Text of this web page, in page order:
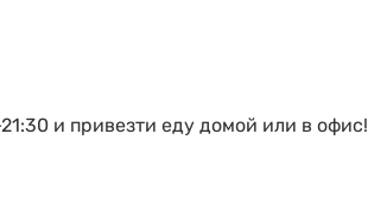
и привезти еду домой или в офис!